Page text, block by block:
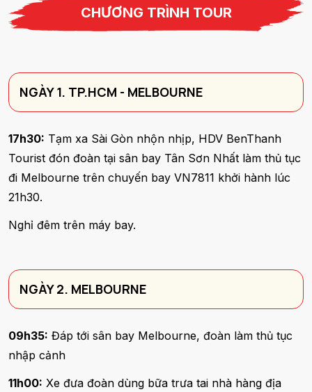
CHƯƠNG TRÌNH TOUR
NGÀY 1. TP.HCM - MELBOURNE
17h30: Tạm xa Sài Gòn nhộn nhịp, HDV BenThanh
Tourist đón đoàn tại sân bay Tân Sơn Nhất làm thủ tục
đi Melbourne trên chuyến bay VN7811 khởi hành lúc
21h30.
Nghỉ đêm trên máy bay.
NGÀY 2. MELBOURNE
09h35: Đáp tới sân bay Melbourne, đoàn làm thủ tục
nhập cảnh
11h00: Xe đưa đoàn dùng bữa trưa tai nhà hàng địa